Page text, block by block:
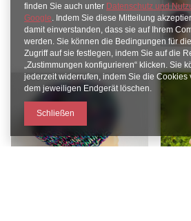
finden Sie auch unter Datenschutz und
Google. Indem Sie diese Mitteilung
damit einverstanden, dass sie auf Ihrem
werden. Sie können die Bedingungen für
Zugriff auf sie festlegen, indem Sie auf die
„Zustimmungen konfigurieren“ klicken. Sie
jederzeit widerrufen, indem Sie die Cookies
dem jeweiligen Endgerät löschen.
Schließen